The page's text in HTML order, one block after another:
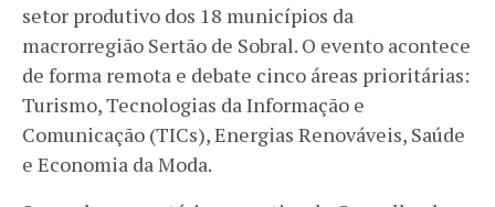
setor produtivo dos 18 municípios da
macrorregião Sertão de Sobral. O evento acontece
de forma remota e debate cinco áreas prioritárias:
Turismo, Tecnologias da Informação e
Comunicação (TICs), Energias Renováveis, Saúde
e Economia da Moda.